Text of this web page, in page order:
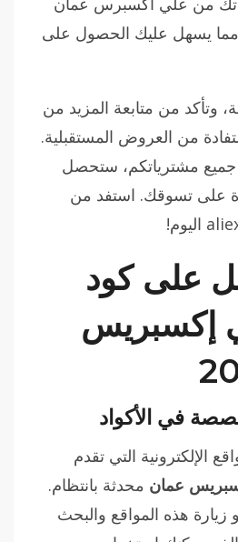
يسهل عليك الحصول على
وتأكد من متابعة المزيد من
من العروض المستقبلية.
جميع مشترياتكم، ستحصل
على تسوقك. استفد من
على كود
إكسبريس
في الأكواد
الإلكترونية التي تقدم
عمانمحدثة بانتظام.
هذه المواقع والبحث